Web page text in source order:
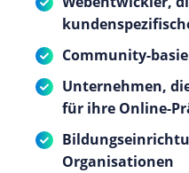
Community-
Unternehmen,
für ihre Online-
Organisationen